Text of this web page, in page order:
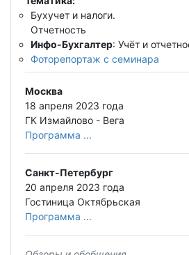
Бухучет и налоги.
Отчетность
Инфо-Бухгалтер: Учёт и
Фоторепортаж с семинара
Москва
18 апреля 2023 года
ГК Измайлово - Вега
Программа ...
Санкт-Петербург
20 апреля 2023 года
Гостиница Октябрьская
Программа ...